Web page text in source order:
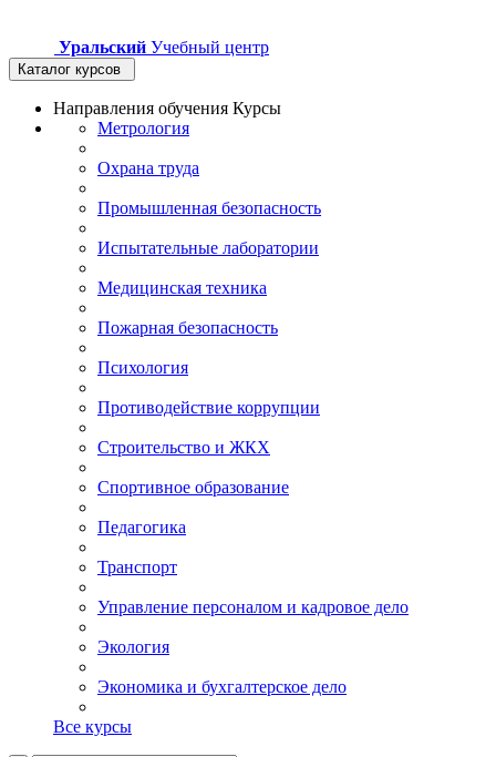
Уральский Учебный центр
Каталог курсов
Направления обучения Курсы
Метрология
Охрана труда
Промышленная безопасность
Испытательные лаборатории
Медицинская техника
Пожарная безопасность
Психология
Противодействие коррупции
Строительство и ЖКХ
Спортивное образование
Педагогика
Транспорт
Управление персоналом и кадровое дело
Экология
Экономика и бухгалтерское дело
Все курсы